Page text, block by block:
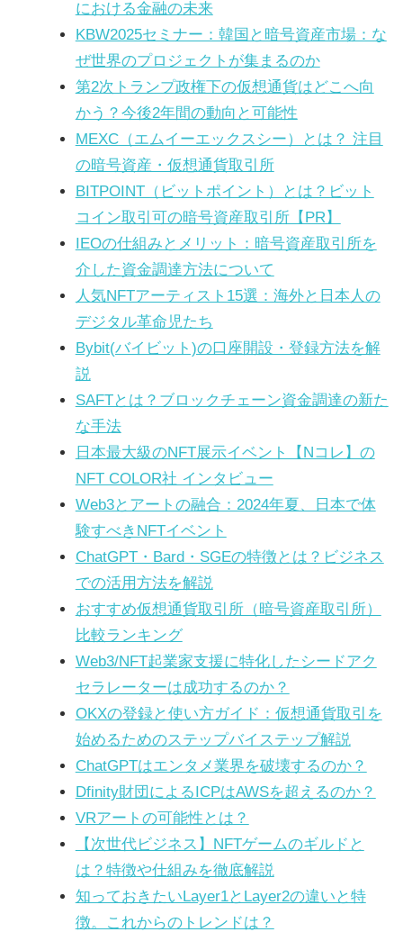
における金融の未来
KBW2025セミナー：韓国と暗号資産市場：な
ぜ世界のプロジェクトが集まるのか
第2次トランプ政権下の仮想通貨はどこへ向
かう？今後2年間の動向と可能性
MEXC（エムイーエックスシー）とは？ 注目
の暗号資産・仮想通貨取引所
BITPOINT（ビットポイント）とは？ビット
コイン取引可の暗号資産取引所【PR】
IEOの仕組みとメリット：暗号資産取引所を
介した資金調達方法について
人気NFTアーティスト15選：海外と日本人の
デジタル革命児たち
Bybit(バイビット)の口座開設・登録方法を解
説
SAFTとは？ブロックチェーン資金調達の新た
な手法
日本最大級のNFT展示イベント【Nコレ】の
NFT COLOR社 インタビュー
Web3とアートの融合：2024年夏、日本で体
験すべきNFTイベント
ChatGPT・Bard・SGEの特徴とは？ビジネス
での活用方法を解説
おすすめ仮想通貨取引所（暗号資産取引所）
比較ランキング
Web3/NFT起業家支援に特化したシードアク
セラレーターは成功するのか？
OKXの登録と使い方ガイド：仮想通貨取引を
始めるためのステップバイステップ解説
ChatGPTはエンタメ業界を破壊するのか？
Dfinity財団によるICPはAWSを超えるのか？
VRアートの可能性とは？
【次世代ビジネス】NFTゲームのギルドと
は？特徴や仕組みを徹底解説
知っておきたいLayer1とLayer2の違いと特
徴。これからのトレンドは？